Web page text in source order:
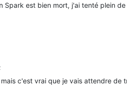
Spark est bien mort, j'ai tenté plein
c'est vrai que je vais attendre de